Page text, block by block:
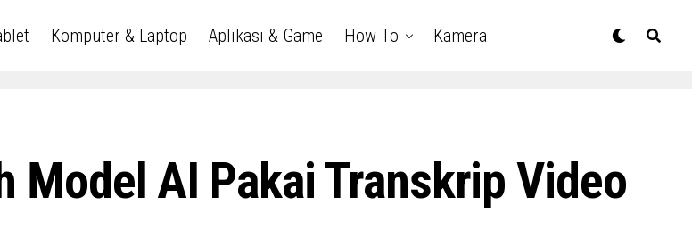
Komputer & Laptop Aplikasi & Game How To Kamera
Model AI Pakai Transkrip Video